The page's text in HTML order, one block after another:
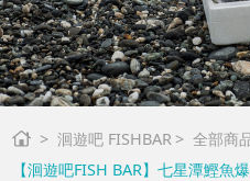
洄遊吧 FISHBAR
全部商
【洄遊吧FISH BAR】七星潭鰹魚